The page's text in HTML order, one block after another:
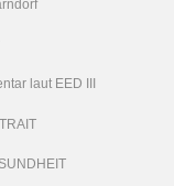
laut EED III